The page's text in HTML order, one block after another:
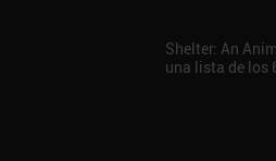
Shelter: An
una lista de los